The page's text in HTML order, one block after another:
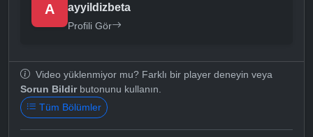
A ayyildizbeta
Profili Gör
Video yüklenmiyor mu? Farklı bir player deneyin veya
Sorun Bildirbutonunu kullanın.
Tüm Bölümler